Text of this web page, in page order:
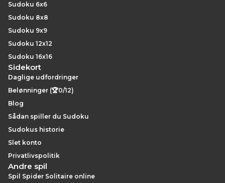
Sudoku 6x6
Sudoku 8x8
Sudoku 9x9
Sudoku 12x12
Sudoku 16x16
Sidekort
Daglige udfordringer
Belønninger (🏆0/12)
Blog
Sådan spiller du Sudoku
Sudokus historie
Slet konto
Privatlivspolitik
Andre spil
Spil Spider Solitaire online